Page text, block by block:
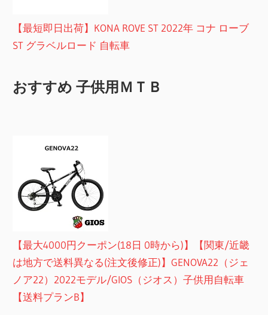
【最短即日出荷】KONA ROVE ST 2022年 コナ ローブ
ST グラベルロード 自転車
おすすめ 子供用ＭＴＢ
【最大4000円クーポン(18日 0時から)】【関東/近畿
は地方で送料異なる(注文後修正)】GENOVA22（ジェ
ノア22）2022モデル/GIOS（ジオス）子供用自転車
【送料プランB】